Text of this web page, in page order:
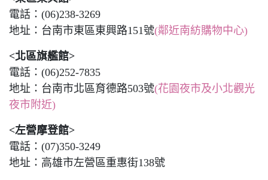
電話：(06)238-3269
地址：台南市東區東興路151號(鄰近南紡購物中心)
<北區旗艦館>
電話：(06)252-7835
地址：台南市北區育德路503號(花園夜市及小北觀光
夜市附近)
<左營摩登館>
電話：(07)350-3249
地址：高雄市左營區重惠街138號